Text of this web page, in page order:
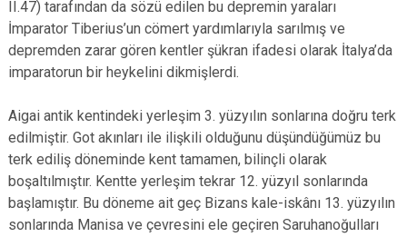
II.47) tarafından da sözü edilen bu depremin yaraları
İmparator Tiberius’un cömert yardımlarıyla sarılmış ve
depremden zarar gören kentler şükran ifadesi olarak İtalya’da
imparatorun bir heykelini dikmişlerdi.
Aigai antik kentindeki yerleşim 3. yüzyılın sonlarına doğru terk
edilmiştir. Got akınları ile ilişkili olduğunu düşündüğümüz bu
terk ediliş döneminde kent tamamen, bilinçli olarak
boşaltılmıştır. Kentte yerleşim tekrar 12. yüzyıl sonlarında
başlamıştır. Bu döneme ait geç Bizans kale-iskânı 13. yüzyılın
sonlarında Manisa ve çevresini ele geçiren Saruhanoğulları